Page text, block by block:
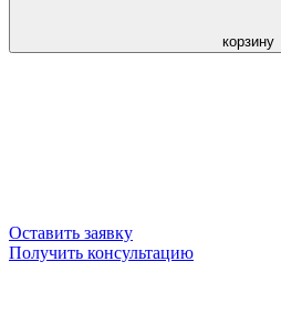
корзину
Оставить заявку
Получить консультацию